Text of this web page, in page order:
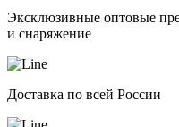
Эксклюзивные оптовые
и снаряжение
Доставка по всей России